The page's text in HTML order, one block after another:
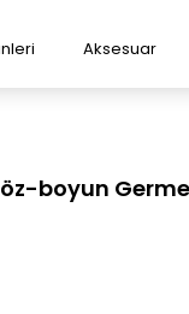
Aksesuar
boyun